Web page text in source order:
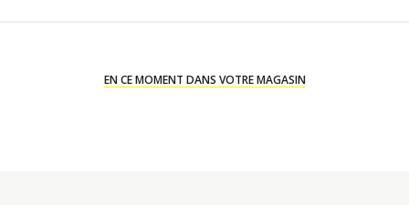
EN CE MOMENT DANS VOTRE MAGASIN